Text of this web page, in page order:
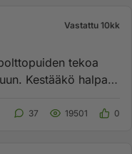
Vastattu 10kk
tekoa
37 19501 0